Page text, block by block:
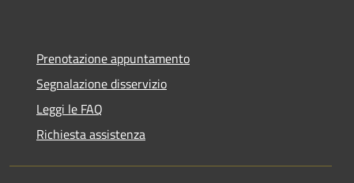
Prenotazione appuntamento
Segnalazione disservizio
Leggi le FAQ
Richiesta assistenza